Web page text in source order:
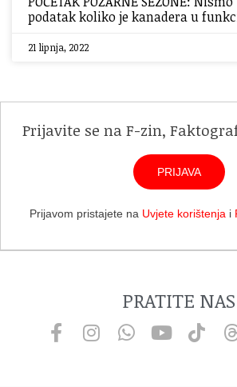
podatak koliko je kanadera u
21 lipnja, 2022
Prijavite se na F-zin,
PRIJAVA
Prijavom pristajete na Uvjete korištenja i
PRATITE NAS